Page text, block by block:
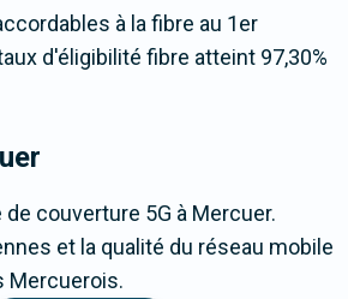
à la fibre au 1er
d'éligibilité fibre atteint 97,30%
couverture 5G à Mercuer.
et la qualité du réseau mobile
Mercuerois.